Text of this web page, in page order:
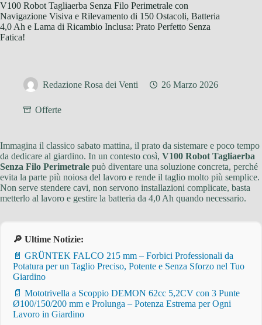
V100 Robot Tagliaerba Senza Filo Perimetrale con
Navigazione Visiva e Rilevamento di 150 Ostacoli, Batteria
4,0 Ah e Lama di Ricambio Inclusa: Prato Perfetto Senza
Fatica!
Redazione Rosa dei Venti 26 Marzo 2026
Offerte
Immagina il classico sabato mattina, il prato da sistemare e poco tempo
da dedicare al giardino. In un contesto così, V100 Robot Tagliaerba
Senza Filo Perimetrale può diventare una soluzione concreta, perché
evita la parte più noiosa del lavoro e rende il taglio molto più semplice.
Non serve stendere cavi, non servono installazioni complicate, basta
metterlo al lavoro e gestire la batteria da 4,0 Ah quando necessario.
🔎 Ultime Notizie:
📄 GRÜNTEK FALCO 215 mm – Forbici Professionali da
Potatura per un Taglio Preciso, Potente e Senza Sforzo nel Tuo
Giardino
📄 Mototrivella a Scoppio DEMON 62cc 5,2CV con 3 Punte
Ø100/150/200 mm e Prolunga – Potenza Estrema per Ogni
Lavoro in Giardino